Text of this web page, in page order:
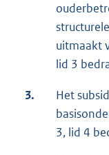
uitmaakt
lid 3
3.
Het
3, lid 4